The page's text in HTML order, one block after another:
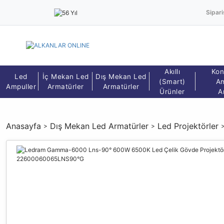
Led
Ampuller
İç Mekan Led
Armatürler
Dış Mekan Led
Armatürler
Akıllı
(Smart)
Ürünler
Anasayfa Dış Mekan Led Armatürler Led Projektörler